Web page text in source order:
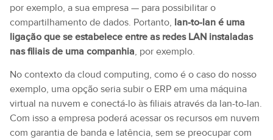
por exemplo, a sua empresa — para possibilitar o
compartilhamento de dados. Portanto, lan-to-lan é uma
ligação que se estabelece entre as redes LAN instaladas
nas filiais de uma companhia, por exemplo.
No contexto da cloud computing, como é o caso do nosso
exemplo, uma opção seria subir o ERP em uma máquina
virtual na nuvem e conectá-lo às filiais através da lan-to-lan.
Com isso a empresa poderá acessar os recursos em nuvem
com garantia de banda e latência, sem se preocupar com